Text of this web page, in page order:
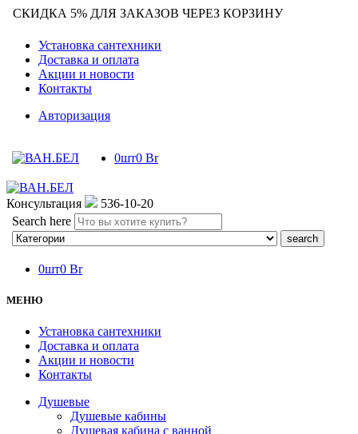
СКИДКА 5% ДЛЯ ЗАКАЗОВ ЧЕРЕЗ КОРЗИНУ
Установка сантехники
Доставка и оплата
Акции и новости
Контакты
Авторизация
0шт0 Br
Консультация
536-10-20
Search here
0шт0 Br
МЕНЮ
Установка сантехники
Доставка и оплата
Акции и новости
Контакты
Душевые
Душевые кабины
Душевая кабина с ванной